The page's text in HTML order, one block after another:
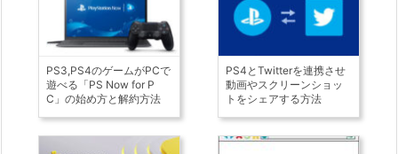
PS3,PS4のゲームがPCで
遊べる「PS Now for P
C」の始め方と解約方法
PS4とTwitterを連携させ
動画やスクリーンショッ
トをシェアする方法